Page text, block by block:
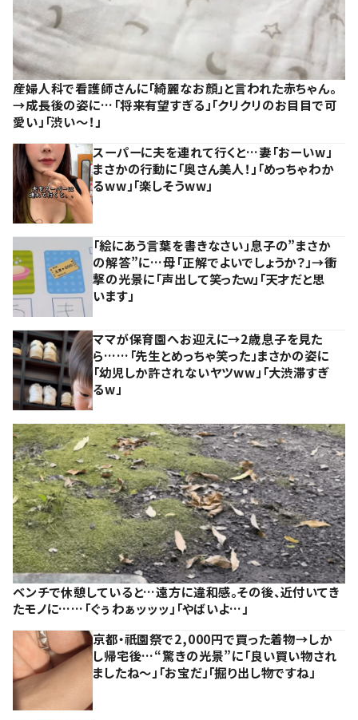
産婦人科で看護師さんに「綺麗なお顔」と言われた赤ちゃん。
→成長後の姿に…「将来有望すぎる」「クリクリのお目目で可
愛い」「渋い～！」
スーパーに夫を連れて行くと…妻「おーいw」
まさかの行動に「奥さん美人！」「めっちゃわか
るww」「楽しそうww」
「絵にあう言葉を書きなさい」息子の”まさか
の解答”に…母「正解でよいでしょうか？」→衝
撃の光景に「声出して笑ったｗ」「天才だと思
います」
ママが保育園へお迎えに→2歳息子を見た
ら……「先生とめっちゃ笑った」まさかの姿に
「幼児しか許されないヤツww」「大渋滞すぎ
るw」
ベンチで休憩していると…遠方に違和感。その後、近付いてき
たモノに……「ぐぅわぁッッッ」「やばいよ…」
京都・祇園祭で2,000円で買った着物→しか
し帰宅後…“驚きの光景”に「良い買い物され
ましたね～」「お宝だ」「掘り出し物ですね」